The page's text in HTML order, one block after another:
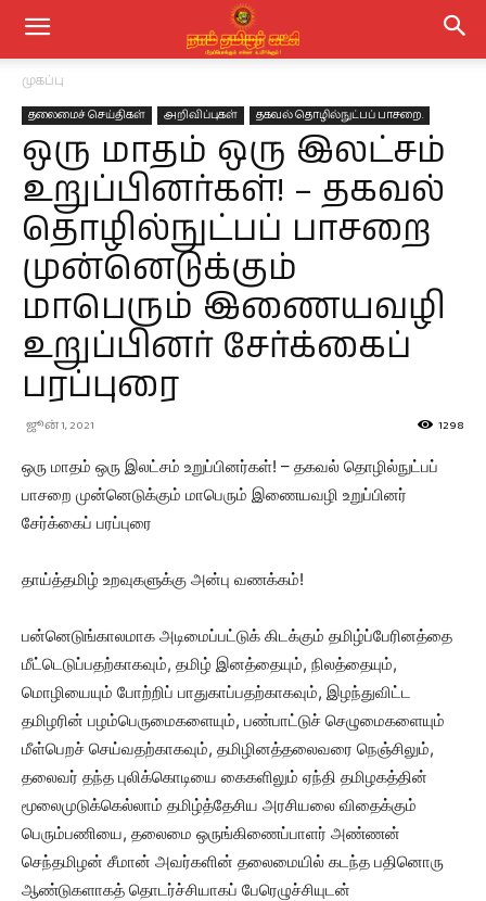
முகப்பு
தலைமைச் செய்திகள் அறிவிப்புகள் தகவல் தொழில்நுட்பப் பாசறை.
ஒரு மாதம் ஒரு இலட்சம்
உறுப்பினர்கள்! – தகவல்
தொழில்நுட்பப் பாசறை
முன்னெடுக்கும்
மாபெரும் இணையவழி
உறுப்பினர் சேர்க்கைப்
பரப்புரை
ஜூன் 1, 2021 1298
ஒரு மாதம் ஒரு இலட்சம் உறுப்பினர்கள்! – தகவல் தொழில்நுட்பப்
பாசறை முன்னெடுக்கும் மாபெரும் இணையவழி உறுப்பினர்
சேர்க்கைப் பரப்புரை
தாய்த்தமிழ் உறவுகளுக்கு அன்பு வணக்கம்!
பன்னெடுங்காலமாக அடிமைப்பட்டுக் கிடக்கும் தமிழ்ப்பேரினத்தை
மீட்டெடுப்பதற்காகவும், தமிழ் இனத்தையும், நிலத்தையும்,
மொழியையும் போற்றிப் பாதுகாப்பதற்காகவும், இழந்துவிட்ட
தமிழரின் பழம்பெருமைகளையும், பண்பாட்டுச் செழுமைகளையும்
மீள்பெறச் செய்வதற்காகவும், தமிழினத்தலைவரை நெஞ்சிலும்,
தலைவர் தந்த புலிக்கொடியை கைகளிலும் ஏந்தி தமிழகத்தின்
மூலைமுடுக்கெல்லாம் தமிழ்த்தேசிய அரசியலை விதைக்கும்
பெரும்பணியை, தலைமை ஒருங்கிணைப்பாளர் அண்ணன்
செந்தமிழன் சீமான் அவர்களின் தலைமையில் கடந்த பதினொரு
ஆண்டுகளாகத் தொடர்ச்சியாகப் பேரெழுச்சியுடன்